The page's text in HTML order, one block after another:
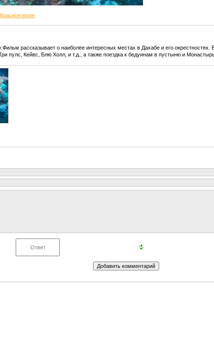
море
рассказывает о наиболее интересных местах в Дахабе и его
пулс, Кейвс, Блю Холл, и т.д., а также поездка к бедуинам в пустыню и